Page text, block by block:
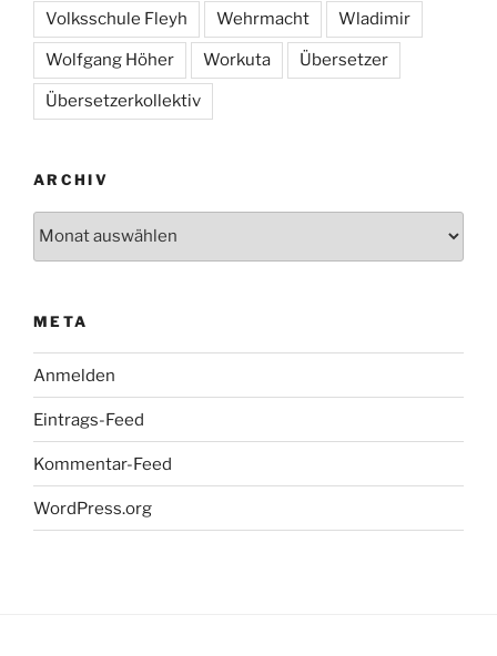
Volksschule Fleyh Wehrmacht Wladimir
Wolfgang Höher Workuta Übersetzer
Übersetzerkollektiv
ARCHIV
META
Anmelden
Eintrags-Feed
Kommentar-Feed
WordPress.org